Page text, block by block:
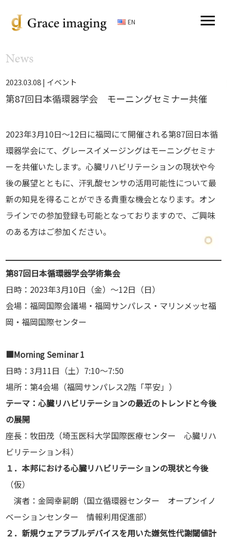
EN
News
2023.03.08 | イベント
第87回日本循環器学会 モーニングセミナー共催
2023年3月10日～12日に福岡にて開催される第87回日本循
環器学会にて、グレースイメージングはモーニングセミナ
ーを共催いたします。心臓リハビリテーションの現状や今
後の展望とともに、汗乳酸センサの活用可能性について最
新の知見を得ることができる貴重な機会となります。オン
ラインでの参加登録も可能となっておりますので、ご興味
のある方はご参加ください。
第87回日本循環器学会学術集会
日時：2023年3月10日（金）～12日（日）
会場：福岡国際会議場・福岡サンパレス・マリンメッセ福
岡・福岡国際センター
■Morning Seminar 1
日時：3月11日（土）7:10～7:50
場所：第4会場（福岡サンパレス2階「平安」）
テーマ：心臓リハビリテーションの最近のトレンドと今後
の展開
座長：牧田茂（埼玉医科大学国際医療センター 心臓リハ
ビリテーション科）
１．本邦における心臓リハビリテーションの現状と今後
（仮）
演者：金岡幸嗣朗（国立循環器センター オープンイノ
ベーションセンター 情報利用促進部）
２．新規ウェアラブルデバイスを用いた嫌気性代謝閾値計